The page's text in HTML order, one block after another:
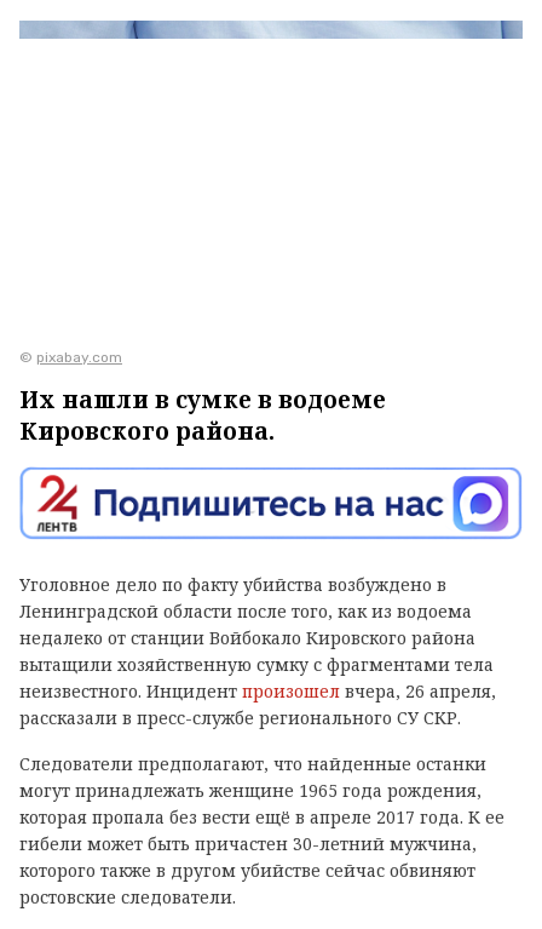
© pixabay.com
Их нашли в сумке в водоеме
Кировского района.
Уголовное дело по факту убийства возбуждено в
Ленинградской области после того, как из водоема
недалеко от станции Войбокало Кировского района
вытащили хозяйственную сумку с фрагментами тела
неизвестного. Инцидент произошел вчера, 26 апреля,
рассказали в пресс-службе регионального СУ СКР.
Следователи предполагают, что найденные останки
могут принадлежать женщине 1965 года рождения,
которая пропала без вести ещё в апреле 2017 года. К ее
гибели может быть причастен 30-летний мужчина,
которого также в другом убийстве сейчас обвиняют
ростовские следователи.